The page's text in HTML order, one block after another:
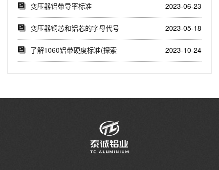
变压器铝带导率标准 2023-06-23
变压器铜芯和铝芯的字母代号 2023-05-18
了解1060铝带硬度标准(探索
2023-10-24